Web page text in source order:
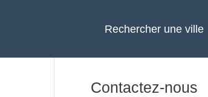
Rechercher une ville
Contactez-nous